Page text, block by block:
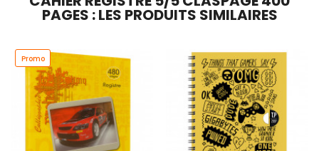
PAGES : LES PRODUITS SIMILAIRES
Promo